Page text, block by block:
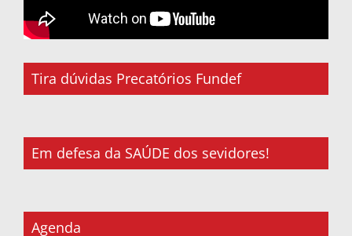
Tira dúvidas Precatórios Fundef
Em defesa da SAÚDE dos sevidores!
Agenda